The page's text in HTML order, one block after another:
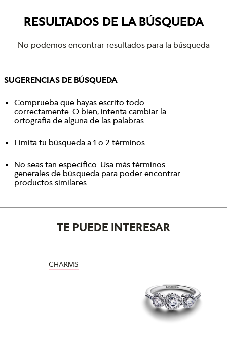
RESULTADOS DE LA BÚSQUEDA
No podemos encontrar resultados para la búsqueda
SUGERENCIAS DE BÚSQUEDA
Comprueba que hayas escrito todo
correctamente. O bien, intenta cambiar la
ortografía de alguna de las palabras.
Limita tu búsqueda a 1 o 2 términos.
No seas tan específico. Usa más términos
generales de búsqueda para poder encontrar
productos similares.
TE PUEDE INTERESAR
CHARMS